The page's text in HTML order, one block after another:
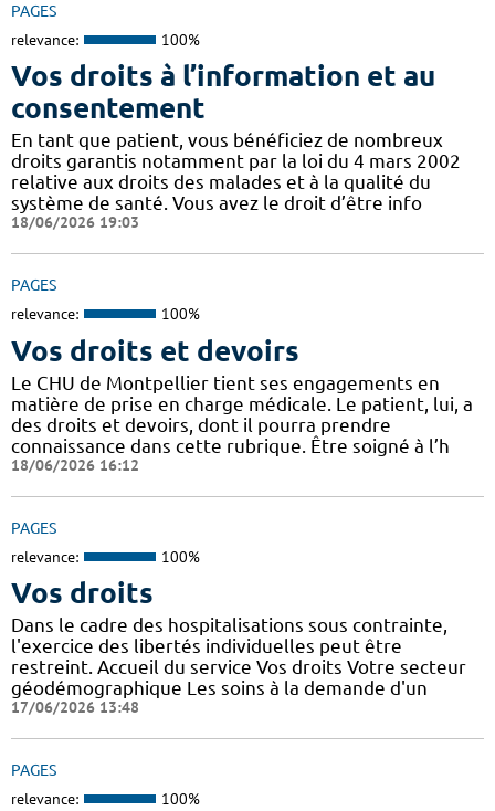
PAGES
relevance: 100%
Vos droits à l’information et au
consentement
En tant que patient, vous bénéficiez de nombreux
droits garantis notamment par la loi du 4 mars 2002
relative aux droits des malades et à la qualité du
système de santé. Vous avez le droit d’être info
18/06/2026 19:03
PAGES
relevance: 100%
Vos droits et devoirs
Le CHU de Montpellier tient ses engagements en
matière de prise en charge médicale. Le patient, lui, a
des droits et devoirs, dont il pourra prendre
connaissance dans cette rubrique. Être soigné à l’h
18/06/2026 16:12
PAGES
relevance: 100%
Vos droits
Dans le cadre des hospitalisations sous contrainte,
l'exercice des libertés individuelles peut être
restreint. Accueil du service Vos droits Votre secteur
géodémographique Les soins à la demande d'un
17/06/2026 13:48
PAGES
relevance: 100%